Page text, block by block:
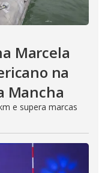
Marcela
na
Mancha
e supera marcas